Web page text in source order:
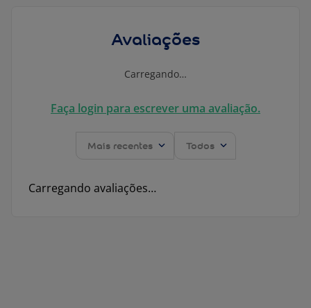
Avaliações
Carregando…
Faça login para escrever uma avaliação.
Mais recentes Todos
Carregando avaliações…